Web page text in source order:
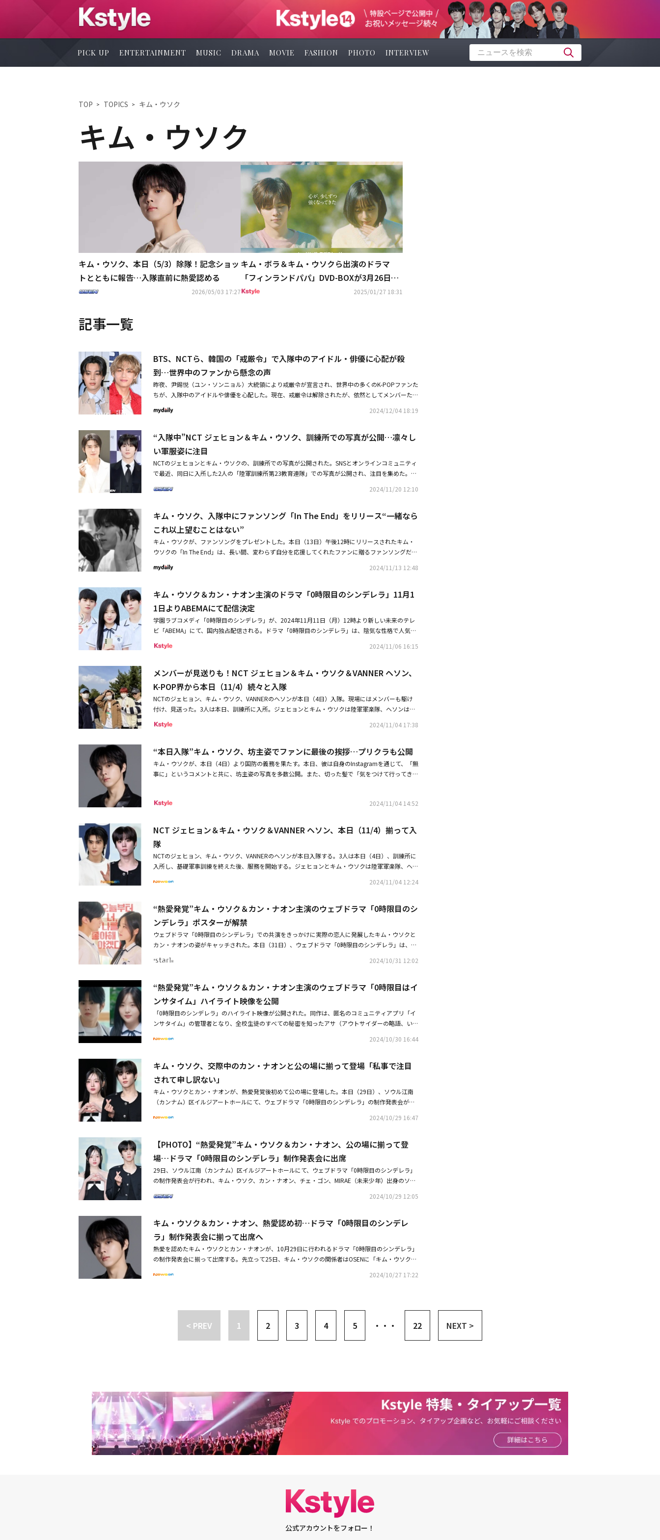
PICK UP ENTERTAINMENT MUSIC DRAMA MOVIE FASHION PHOTO INTERVIEW
TOP TOPICS キム・ウソク
キム・ウソク
キム・ウソク、本日（5/3）除隊！記念ショッ
トとともに報告…入隊直前に熱愛認める
2026/05/03 17:27
キム・ボラ＆キム・ウソクら出演のドラマ
「フィンランドパパ」DVD-BOXが3月26日に
発売決定！
2025/01/27 18:31
記事一覧
BTS、NCTら、韓国の「戒厳令」で入隊中のアイドル・俳優に心配が殺
到…世界中のファンから懸念の声
昨夜、尹錫悦（ユン・ソンニョル）大統領により戒厳令が宣言され、世界中の多くのK-POPファンた
ちが、入隊中のアイドルや俳優を心配した。現在、戒厳令は解除されたが、依然としてメンバーたち
ンサン）大統領室で緊急談話を行い、戒厳令を宣言した。そのため、一時「現役軍人の除隊日が延期
現役として軍服務中だ。そのため、4人のメンバーの除隊日についても関心が集まった。世界中のフ
ァンは予期せぬニュースにWeverseやXなど、SNSを通じて各国の言葉で「何が起きているの？ どう
かメンバーたちが無事に除隊できるようにしてほしい」「まさか除隊日が延期になるの？」「韓国で
戒厳令が宣言されたと聞いたが、安全であってほしい」「とても心配だけれど、大丈夫であることを
願う」「メンバーたちが元気で、安全に除隊することを祈る」などのコメントを残し、メンバーたち
を心配した。その後、国会は4日午前1時頃、在席議員190人全員の賛成で、戒厳令解除要求の決議案
に社会に復帰できることになった。ファンたちは「韓国の尹錫悦大統領が戒厳令を解除した」という
記事を共有し、「メンバーたちをどうか守ってください」「状況が良くなって幸いですが、安全に気
をつけてください」「地球の反対側で、BTSの安全を祈ります」「今日はジンの誕生日だけれど、こ
れはどういうことですか？ ソクジン（ジンの本名）から大丈夫だと聞きたい」などの反応を見せ
で服務中だ。翌日の2025年6月11日に除隊するジミンとジョングクは、陸軍第5歩兵師団砲兵旅団
NSTA Xのキヒョン、ジュホン、ヒョンウォン、iKONのBOBBY、ユニョン、ジナン、チャヌ、俳優の
キム・ドンフィ、イ・ドヒョン、ソン・ガン、キム・ウソクなどが現役軍人として服役中だ。特に、
メンバーが軍服務中であるMONSTA XのI.Mは、昨日（3日）午後、KBS Cool FM「KISS THE RADIO」
の生放送中、緊張した様子で戒厳令の速報を知らせ、リスナーの注目を浴びた。・ハン・ソヒからソ
ン・ジュンギ＆IVE ユジンまで、戒厳令の解除うけ明日以降は予定通りイベント開催へ・MONSTA X
のI․M、ラジオ放送中に韓国・尹大統領の戒厳令のニュースを伝える緊張した姿も
2024/12/04 18:19
“入隊中”NCT ジェヒョン＆キム・ウソク、訓練所での写真が公開…凛々し
い軍服姿に注目
NCTのジェヒョンとキム・ウソクの、訓練所での写真が公開された。SNSとオンラインコミュニティ
で最近、同日に入所した2人の「陸軍訓練所第23教育連隊」での写真が公開され、注目を集めた。公
は中隊長役を務めたキム・ウソクが座っている。2人は軍服姿で凛々しいポーズを披露し、入隊して
新兵教育隊で訓練を終え、修了式の後はそれぞれ別の部隊に配属されるという。先立って、SMエン
ターテインメントは「NCTのジェヒョンは陸軍軍楽隊に志願し、兵務庁から合格の通知を受けた」と
し、「11月4日に現役で入隊し、新兵教育隊を経て陸軍軍楽隊で服務する。兵役を終えて元気に復帰
する日まで、変わらぬ応援と愛をお願いしたい」と伝えた。軍楽隊で現役服務中のキム・ウソクも、
所属事務所BLITZWAYエンターテインメントを通じて「健康に服務を終え、さらに成熟した姿で挨拶
する」と入隊を発表した。キム・ウソクは入隊直前に女優のカン・ナオンとの熱愛が報じられ、デビ
い、韓国でもファンミーティングなどでファンと交流した。ジェヒョンとキム・ウソクは今月4日、
陸軍軍楽隊に入隊した。軍隊の同期として共に服務し、国防の義務を果たす予定だ。・NCT ジェヒ
ョン、入隊中のテヨンの姿もメンバーとの仲睦まじい集合ショットを公開・キム・ウソク、入隊中に
ファンソング「In The End」をリリース一緒ならこれ以上望むことはない
2024/11/20 12:10
キム・ウソク、入隊中にファンソング「In The End」をリリース“一緒なら
これ以上望むことはない”
キム・ウソクが、ファンソングをプレゼントした。本日（13日）午後12時にリリースされたキム・
ウソクの「In The End」は、長い間、変わらず自分を応援してくれたファンに贈るファンソングだ。
で彼は、「これ以上何を望むのか、君さえいれば move on」という歌詞を通じて、いつもファンと
という気持ちと率直な告白を伝えた。彼は韓国で10日より放送がスタートしたウェブドラマ「0時限
目のシンデレラ」で、すべてが完璧に見えるが秘密を隠しているインサ（インサイダーの略で、皆の
人気者という意味の新造語）のカン・ウビン役に扮し、温かみのある高校生ビジュアルを完璧に表現
した。キム・ウソクは4日、陸軍軍楽隊として入隊し、国防の義務を果たしている。・本日入隊キ
ム・ウソク、坊主姿でファンに最後の挨拶プリクラも公開・キム・ウソク、交際中のカン・ナオンと
公の場に揃って登場「私事で注目されて申し訳ない」
2024/11/13 12:48
キム・ウソク＆カン・ナオン主演のドラマ「0時限目のシンデレラ」11月1
1日よりABEMAにて配信決定
学園ラブコメディ「0時限目のシンデレラ」が、2024年11月11日（月）12時より新しい未来のテレ
ビ「ABEMA」にて、国内独占配信される。ドラマ「0時限目のシンデレラ」は、陰気な性格で人気者
日、匿名コミュニティ「人気者タイム」を管理するアプリを手に入れ、全校生徒の秘密や掲示板の投
変。物語は、彼女が知ってしまった人気者たちの秘密、そして目立たない存在から一気に変わってい
くジウンの成長を描く。さらに、豪華なキャスト陣にも注目。学園のスターであるカン・ウビン役を
男性アイドルグループUP10TION、X1出身の俳優キム・ウソクが演じるほか、ジウンの幼馴染イ・ド
ンミン役をチェ・ゴン、情報通のモ・ボング役を男性アイドルグループX1、MIRAE（未来少年）出身
のソン・ドンピョ、そして完璧主義者のミン・ソルヒ役をハン・チェリンが演じる。豪華キャストが
織りなす学園シークレットラブコメディ「0時限目のシンデレラ」は、11月11日（月）12時より「A
日にオープンします
2024/11/06 16:15
メンバーが見送りも！NCT ジェヒョン＆キム・ウソク＆VANNER ヘソン、
K-POP界から本日（11/4）続々と入隊
NCTのジェヒョン、キム・ウソク、VANNERのヘソンが本日（4日）入隊。現場にはメンバーも駆け
付け、見送った。3人は本日、訓練所に入所。ジェヒョンとキム・ウソクは陸軍軍楽隊、ヘソンは陸
を見送った。この様子はネット上で拡散され、ファンの注目を集めた。またキム・ウソクは自身のIn
X（旧Twitter）を通じて、「20241104、行ってきます！ もう一度会うその日、一緒に永遠を歌お
う」というコメントと共に、メンバーと撮った写真を公開。メンバーたちはヘソンを囲んで、坊主に
なった彼の頭をなでており、目を引いた。・NCT ジェヒョン、本日（11/4）軍隊へ坊主姿を公開
2024/11/04 17:38
“本日入隊”キム・ウソク、坊主姿でファンに最後の挨拶…プリクラも公開
キム・ウソクが、本日（4日）より国防の義務を果たす。本日、彼は自身のInstagramを通じて、「無
事に」というコメントと共に、坊主姿の写真を多数公開。また、切った髪で「気をつけて行ってき
る。NCTのジェヒョンも同日に入隊し、陸軍軍楽隊で国防の義務を果たす。キム・ウソクは、グルー
めた。その後、ドラマ「不可殺」「フィンランドパパ」「夜になりました」などに出演し、ソロ歌
手、俳優として活発な活動を展開した。・【PHOTO】熱愛発覚キム・ウソク＆カン・ナオン、公の
場に揃って登場ドラマ「0時限目のシンデレラ」制作発表会に出席・NCT ジェヒョン＆キム・ウソク
＆VANNER ヘソン、本日（11/4）揃って入隊
2024/11/04 14:52
NCT ジェヒョン＆キム・ウソク＆VANNER ヘソン、本日（11/4）揃って入
隊
NCTのジェヒョン、キム・ウソク、VANNERのヘソンが本日入隊する。3人は本日（4日）、訓練所に
入所し、基礎軍事訓練を終えた後、服務を開始する。ジェヒョンとキム・ウソクは陸軍軍楽隊、ヘソ
に作った思い出を回想して、一緒にする旅を期待して」という書き込みと共に、坊主姿を公開し、目
になった。ジェヒョンは2016年にNCTのメンバーとしてデビューし、NCT 127、NCT U、ドジェジョ
ンなど様々なユニットで活発に活動した。入隊前にシングル「Unconditional」を発売し、10月26、
27日にソウル・オリンピック公園ハンドボール競技場でファンコンサート「Mute」を開催するな
ど、ファンとコミュニケーションを取った。キム・ウソクは昨日（3日）、自身のInstagramのスト
ーリー機能を通じて「長い髪は今日まで」と伝えた。彼は2015年にグループUP10TIONのメンバー
としてデビューし、Mnet「PRODUCE X 101」を通じてプロジェクトグループX1のメンバーに選ばれ
ン・ナオンとの熱愛を認め、話題を集めた。ヘソンの所属するグループVANNERは、JTBC「PEAK TI
ME」で優勝し、注目を集めた。ゴン、ソングクに続き、グループから3人目の入隊となる。・NCT ジ
ェヒョン、本日（11/4）軍隊へ坊主姿を公開「一緒にする旅を期待して」・キム・ウソク、交際中の
カン・ナオンと公の場に揃って登場「私事で注目されて申し訳ない」・「PEAKTIME」優勝のVANNE
2024/11/04 12:24
“熱愛発覚”キム・ウソク＆カン・ナオン主演のウェブドラマ「0時限目のシ
ンデレラ」ポスターが解禁
ウェブドラマ「0時限目のシンデレラ」での共演をきっかけに実際の恋人に発展したキム・ウソクと
カン・ナオンの姿がキャッチされた。本日（31日）、ウェブドラマ「0時限目のシンデレラ」は、2
キム・ジウン（カン・ナオン）は、イ・ドンミン（チェ・ゴン）と三角関係になる。彼らはお互いを
好きにならなきゃ」と書かれており、2人の波乱万丈な学校生活を予告する。同作は、匿名のコミュ
ニティアプリ「インサタイム」の管理者となり、全校生徒のすべての秘密を知ったアサ（アウトサイ
ダーの略語、いつも一人で友達がいない人）がどうしても仲間入りしたかったインサ（インサイダー
の略語、皆の人気者）の中に入ることで繰り広げられる、ハイティーンシークレットロマンスだ。全
8話で制作された同作は、ケーブルチャンネルのシネマ天国で11月10日に放送がスタートする。
2024/10/31 12:02
“熱愛発覚”キム・ウソク＆カン・ナオン主演のウェブドラマ「0時限目はイ
ンサタイム」ハイライト映像を公開
「0時限目のシンデレラ」のハイライト映像が公開された。同作は、匿名のコミュニティアプリ「イ
ンサタイム」の管理者となり、全校生徒のすべての秘密を知ったアサ（アウトサイダーの略語、いつ
者）の中に入ることで繰り広げられる、ハイティーンシークレットロマンスだ。先立って予告映像と
に公開されたハイライト映像の中、ジウンをインサにするためのカン・ウビン（キム・ウソク）と
イ・ドンミン（チェ・ゴン）の心理戦が注目を集める。ジウンは、学校で友人との会話になかなか参
加できない人物だ。彼女はクラスの学級委員のミン・ソルヒ（ハン・チェリン）とモ・ボング（MIR
AE（未来少年）出身のソン・ドンピョ）、ウビンを羨ましがり、彼らのようにインサになりたが
る。そんなある日、ジウンはバス停で謎のスマートフォンを発見するが、その中にはカオン高校で話
題の匿名コミュニティ「インサタイム」の管理者権限が実行されていることを知り、これを利用して
っぱいになったら、その時に私たちの取引は終わるということで」とし、彼の弱みを握って脅迫まで
する。これに対し、ウビンは「チンピラか」と返し、彼女とのケミストリー（相手との相性）を見
せ、本放送への期待を高めている。ジウンはウビンに言われた通りにインサになる方法を友達に使っ
てみるが不器用で友達とかかわるのが苦手が様子。その時、秘密の転校生ドンミンが登場する。彼は
に」と気にする姿で三角関係を形成する。その後、ドンミンはウビンからインサになる方法を習って
る。1日でアサを脱出する方法」と答え、自信満々な態度でドンミンと心理戦を繰り広げる。映像の
終盤、ジウンに挨拶するボングと麻辣湯を食べに行こうと誘うソルヒの姿は、彼女がアサを脱出でき
たのか、誰の協力を得たのか、視聴者の好奇心を刺激する。アサを脱出したい自称インサのジウン
と、彼女をめぐって三角関係を形成しているウビンとドンミンの姿が、人気ウェブドラマの誕生を予
告している。
2024/10/30 16:44
キム・ウソク、交際中のカン・ナオンと公の場に揃って登場「私事で注目
されて申し訳ない」
キム・ウソクとカン・ナオンが、熱愛発覚後初めて公の場に登場した。本日（29日）、ソウル江南
（カンナム）区イルジアートホールにて、ウェブドラマ「0時限目のシンデレラ」の制作発表会が行
ン・チェリン、ペ・ハヌル監督が登場した。同作は、匿名のコミュニティアプリ「インサタイム」の
いない人）がどうしても仲間入りしたかったインサ（インサイダーの略語、皆の人気者）の中に入る
ことで繰り広げられる、ハイティーンシークレットロマンスだ。キム・ウソクは大手プロダクション
のアイドル練習生で、友達の人気を独占した人気者のカン・ウビン役を、カン・ナオンは友達とうま
く付き合えないが、人気者になりたがるキム・ジウン役に扮し、恋愛模様を披露する。今回注目され
たのは、キム・ウソクとカン・ナオンが現実でも交際しているということだ。先立って25日、熱愛
説が出ると、事務所は「キム・ウソクとカン・ナオンがドラマの撮影を終えた後、慎重に恋人関係に
ジに上がったキム・ウソクは、緊張したように固い表情でポーズを取った。カン・ナオンも、やや緊
張した表情でステージに上がった。恋愛ドラマであるにもかかわらず、男女主人公のツーショット撮
影は行われなかった。その代わり、キム・ウソク、カン・ナオン、チェ・ゴンが同時に登場し、一緒
に撮影した。スリーショットを撮影する際、女優が中央に立つのが一般的だが、キム・ウソクとカ
は、取材陣の要請によって中央に場所を移し、キム・ウソクはポケットに手を入れたまま無表情でポ
宣伝に力を入れたい」と語った。カン・ナオンも「ウビン（キム・ウソク）と一緒に出るシーンが多
くて、たくさん呼吸を合わせたけれど、いつも楽にしてくれたし、感情的に没入しなければならない
んだ』と少し慌てた」と話した。また「X1というグループは活動の期間が短かったけれど、交流も
多いし、親友や家族のような関係だ。一緒に出演するという話を聞いた時とても嬉しかったし、デビ
ュー作なので力になりたくて、雰囲気を和らげようとした」と付け加えた。「0時限目のシンデレ
ラ」は全8話で、ケーブルチャンネルのシネマ天国で11月10日に放送がスタートし、放送の翌日から
IPTVとOTTプラットフォーム（TVING、wavve、WATCHA）でVODサービスが提供される。・【PHO
TO】熱愛発覚キム・ウソク＆カン・ナオン、公の場に揃って登場ドラマ「0時限目のシンデレラ」制
作発表会に出席・共演から交際キム・ウソク、恋人との密着グラビアが話題にインタビューにも注目
2024/10/29 16:47
【PHOTO】“熱愛発覚”キム・ウソク＆カン・ナオン、公の場に揃って登
場…ドラマ「0時限目のシンデレラ」制作発表会に出席
29日、ソウル江南（カンナム）区イルジアートホールにて、ウェブドラマ「0時限目のシンデレラ」
の制作発表会が行われ、キム・ウソク、カン・ナオン、チェ・ゴン、MIRAE（未来少年）出身のソ
ウソク、カン・ナオンが揃って出席し、視線を集めた。先立って25日、キム・ウソクの関係者は
る」と明かした。※この記事は現地メディアの取材によるものです。写真にばらつきがございますの
で、予めご了承ください。・共演から交際キム・ウソク、恋人との密着グラビアが話題にインタビュ
ーにも注目集まる・キム・ウソク、女優との熱愛を認める「ドラマ共演をきっかけに交際」
2024/10/29 12:05
キム・ウソク＆カン・ナオン、熱愛認め初…ドラマ「0時限目のシンデレ
ラ」制作発表会に揃って出席へ
熱愛を認めたキム・ウソクとカン・ナオンが、10月29日に行われるドラマ「0時限目のシンデレラ」
の制作発表会に揃って出席する。先立って25日、キム・ウソクの関係者はOSENに「キム・ウソクが
ようお願いする」と伝えた。2人は11月に公開を控えているウェブドラマ「0時限目のシンデレラ」
ない人）がどうしても仲間入りしたかったインサの群れに入ることで繰り広げられるハイティーンシ
生徒に崇められるカン・ウビン役を演じる。カン・ナオンは友達と上手く付き合えない人気者のキ
ム・ジウン役を演じ、ラブラインを形成する。こうした中で2人は、10月29日に開催が予定されてい
01年生まれのカン・ナオンは、2022年に「ブラインド」でデビュー。これまで「イルタスキャンダ
ル」「九尾狐伝1938」「ウエディング・インポッシブル」「ピラミッドゲーム」などに出演してい
る。・共演から交際キム・ウソク、恋人との密着グラビアが話題にインタビューにも注目集まる・キ
ム・ウソク、女優との熱愛を認める「ドラマ共演をきっかけに交際」
2024/10/27 17:22
< PREV 1 2 3 4 5 ・・・ 22 NEXT >
公式アカウントをフォロー！